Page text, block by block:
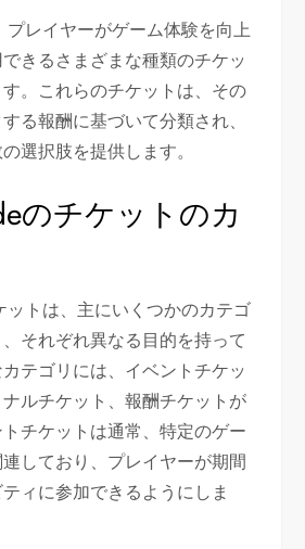
プレイヤーがゲーム体験を向上
きるさまざまな種類のチケッ
す。これらのチケットは、その
る報酬に基づいて分類され、
選択肢を提供します。
のチケットのカ
ットは、主にいくつかのカテゴ
それぞれ異なる目的を持って
テゴリには、イベントチケッ
ナルチケット、報酬チケットが
チケットは通常、特定のゲー
しており、プレイヤーが期間
ィに参加できるようにしま